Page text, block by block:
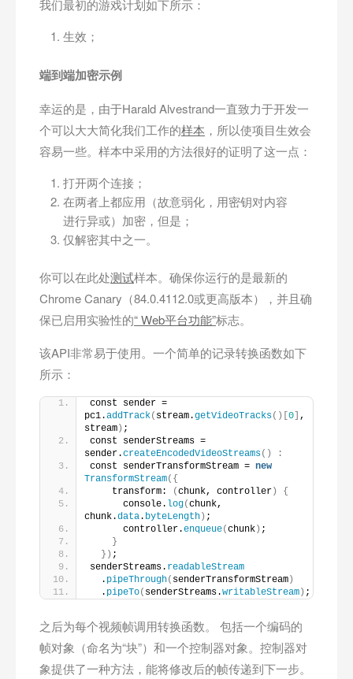
我们最初的游戏计划如下所示：
生效；
端到端加密示例
幸运的是，由于Harald Alvestrand一直致力于开发一
个可以大大简化我们工作的样本 ，所以使项目生效会
容易一些。样本中采用的方法很好的证明了这一点：
打开两个连接；
在两者上都应用（故意弱化，用密钥对内容
进行异或）加密，但是；
仅解密其中之一。
你可以在此处测试样本。确保你运行的是最新的
Chrome Canary（84.0.4112.0或更高版本），并且确
保已启用实验性的“ Web平台功能”标志。
该API非常易于使用。一个简单的记录转换函数如下
所示：
const sender =
pc1.addTrack( stream.getVideoTracks()[ 0 ,
stream ) ;
const senderStreams =
sender.createEncodedVideoStreams()
:
const senderTransformStream = new
TransformStream({
    transform:
(chunk, controller )
{
      console.
log(chunk,
chunk.data. byteLength ) ;
      controller.
enqueue(chunk ) ;
}
}) ;
senderStreams. readableStream
  .
pipeThrough( senderTransformStream )
  .
pipeTo( senderStreams.writableStream ) ;
之后为每个视频帧调用转换函数。 包括一个编码的
帧对象（命名为“块”）和一个控制器对象。控制器对
象提供了一种方法，能将修改后的帧传递到下一步。